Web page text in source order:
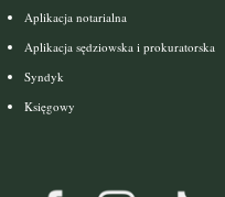
Aplikacja notarialna
Aplikacja sędziowska i prokuratorska
Syndyk
Księgowy